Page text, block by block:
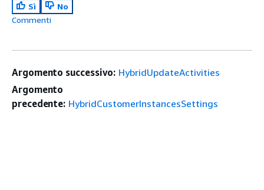
Sì
No
Commenti
Argomento successivo: HybridUpdateActivities
Argomento
precedente: HybridCustomerInstancesSettings